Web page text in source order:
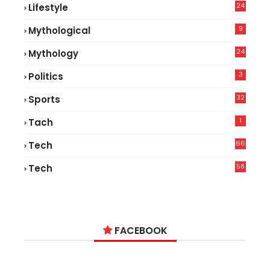
Lifestyle
24
Mythological 9
Mythology 24
Politics 3
Sports 32
Tach 1
Tech
66
Tech
58
FACEBOOK